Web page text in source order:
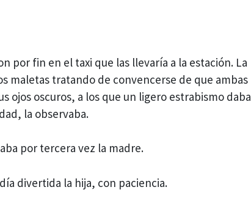
por fin en el taxi que las llevaría a la estación. La
maletas tratando de convencerse de que ambas
ojos oscuros, a los que un ligero estrabismo daba
la observaba.
por tercera vez la madre.
divertida la hija, con paciencia.